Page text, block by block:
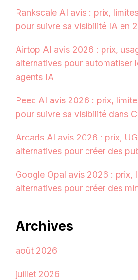
Rankscale AI avis : prix,
pour suivre sa visibilité IA en
Airtop AI avis 2026 : prix,
alternatives pour automatiser
agents IA
Peec AI avis 2026 : prix,
pour suivre sa visibilité dans
Arcads AI avis 2026 : prix,
alternatives pour créer des
Google Opal avis 2026 : prix,
alternatives pour créer des
Archives
août 2026
juillet 2026